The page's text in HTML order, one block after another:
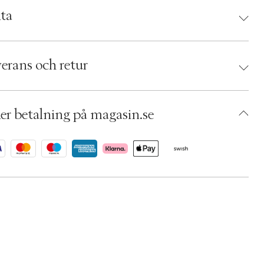
9319944022575och retur
betalning på magasin.se